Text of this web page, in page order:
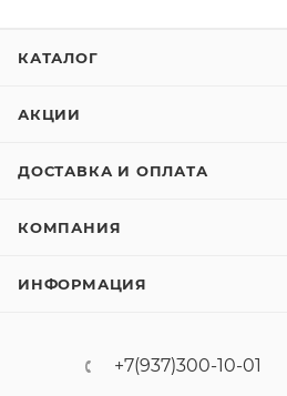
КАТАЛОГ
АКЦИИ
ДОСТАВКА И ОПЛАТА
КОМПАНИЯ
ИНФОРМАЦИЯ
+7(937)300-10-01